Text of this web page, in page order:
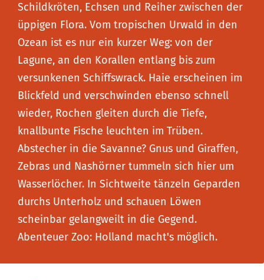
Schildkröten, Echsen und Reiher zwischen der
üppigen Flora. Vom tropischen Urwald in den
Ozean ist es nur ein kurzer Weg: von der
Lagune, an den Korallen entlang bis zum
versunkenen Schiffswrack. Haie erscheinen im
Blickfeld und verschwinden ebenso schnell
wieder, Rochen gleiten durch die Tiefe,
knallbunte Fische leuchten im Trüben.
Abstecher in die Savanne? Gnus und Giraffen,
Zebras und Nashörner tummeln sich hier um
Wasserlöcher. In Sichtweite tänzeln Geparden
durchs Unterholz und schauen Löwen
scheinbar gelangweilt in die Gegend.
Abenteuer Zoo: Holland macht's möglich.